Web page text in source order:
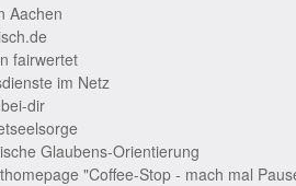
Aachen
fairwertet
im Netz
dir
Glaubens-Orientierung
"Coffee-Stop - mach mal